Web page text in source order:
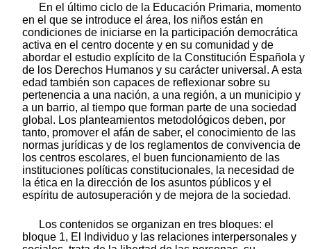
En el último ciclo de la Educación Primaria, momento
en el que se introduce el área, los niños están en
condiciones de iniciarse en la participación democrática
activa en el centro docente y en su comunidad y de
abordar el estudio explícito de la Constitución Española y
de los Derechos Humanos y su carácter universal. A esta
edad también son capaces de reflexionar sobre su
pertenencia a una nación, a una región, a un municipio y
a un barrio, al tiempo que forman parte de una sociedad
global. Los planteamientos metodológicos deben, por
tanto, promover el afán de saber, el conocimiento de las
normas jurídicas y de los reglamentos de convivencia de
los centros escolares, el buen funcionamiento de las
instituciones políticas constitucionales, la necesidad de
la ética en la dirección de los asuntos públicos y el
espíritu de autosuperación y de mejora de la sociedad.
Los contenidos se organizan en tres bloques: el
bloque 1, El Individuo y las relaciones interpersonales y